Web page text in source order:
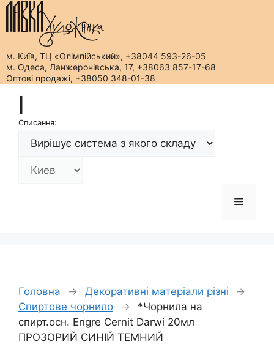
м. Київ, ТЦ «Олімпійський», +38044 593-26-05
м. Одеса, Ланжеронівська, 17, +38063 857-17-68
Оптові продажі, +38050 348-01-38
вмістуСписання:
Меню
Головна → Декоративні матеріали різні
→
Спиртове чорнило
→
*Чорнила на
спирт.осн. Engre Cernit Darwi 20мл
ПРОЗОРИЙ СИНІЙ ТЕМНИЙ